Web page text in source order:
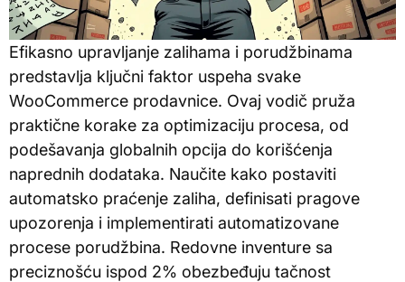
Efikasno upravljanje zalihama i porudžbinama
predstavlja ključni faktor uspeha svake
WooCommerce prodavnice. Ovaj vodič pruža
praktične korake za optimizaciju procesa, od
podešavanja globalnih opcija do korišćenja
naprednih dodataka. Naučite kako postaviti
automatsko praćenje zaliha, definisati pragove
upozorenja i implementirati automatizovane
procese porudžbina. Redovne inventure sa
preciznošću ispod 2% obezbeđuju tačnost